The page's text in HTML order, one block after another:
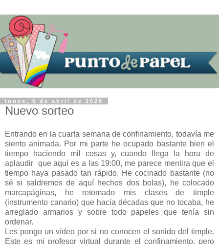
lunes, 6 de abril de 2020
Nuevo sorteo
Entrando en la cuarta semana de confinamiento, todavía me
siento animada. Por mi parte he ocupado bastante bien el
tiempo haciendo mil cosas y, cuando llega la hora de
aplaudir que aquí es a las 19:00, me parece mentira que el
tiempo haya pasado tan rápido. He cocinado bastante (no
sé si saldremos de aquí hechos dos bolas), he colocado
marcapáginas, he retomado mis clases de timple
(instrumento canario) que hacía décadas que no tocaba, he
arreglado armarios y sobre todo papeles que tenía sin
ordenar.
Les pongo un vídeo por si no conocen el sonido del timple.
Este es mi profesor virtual durante el confinamiento, pero